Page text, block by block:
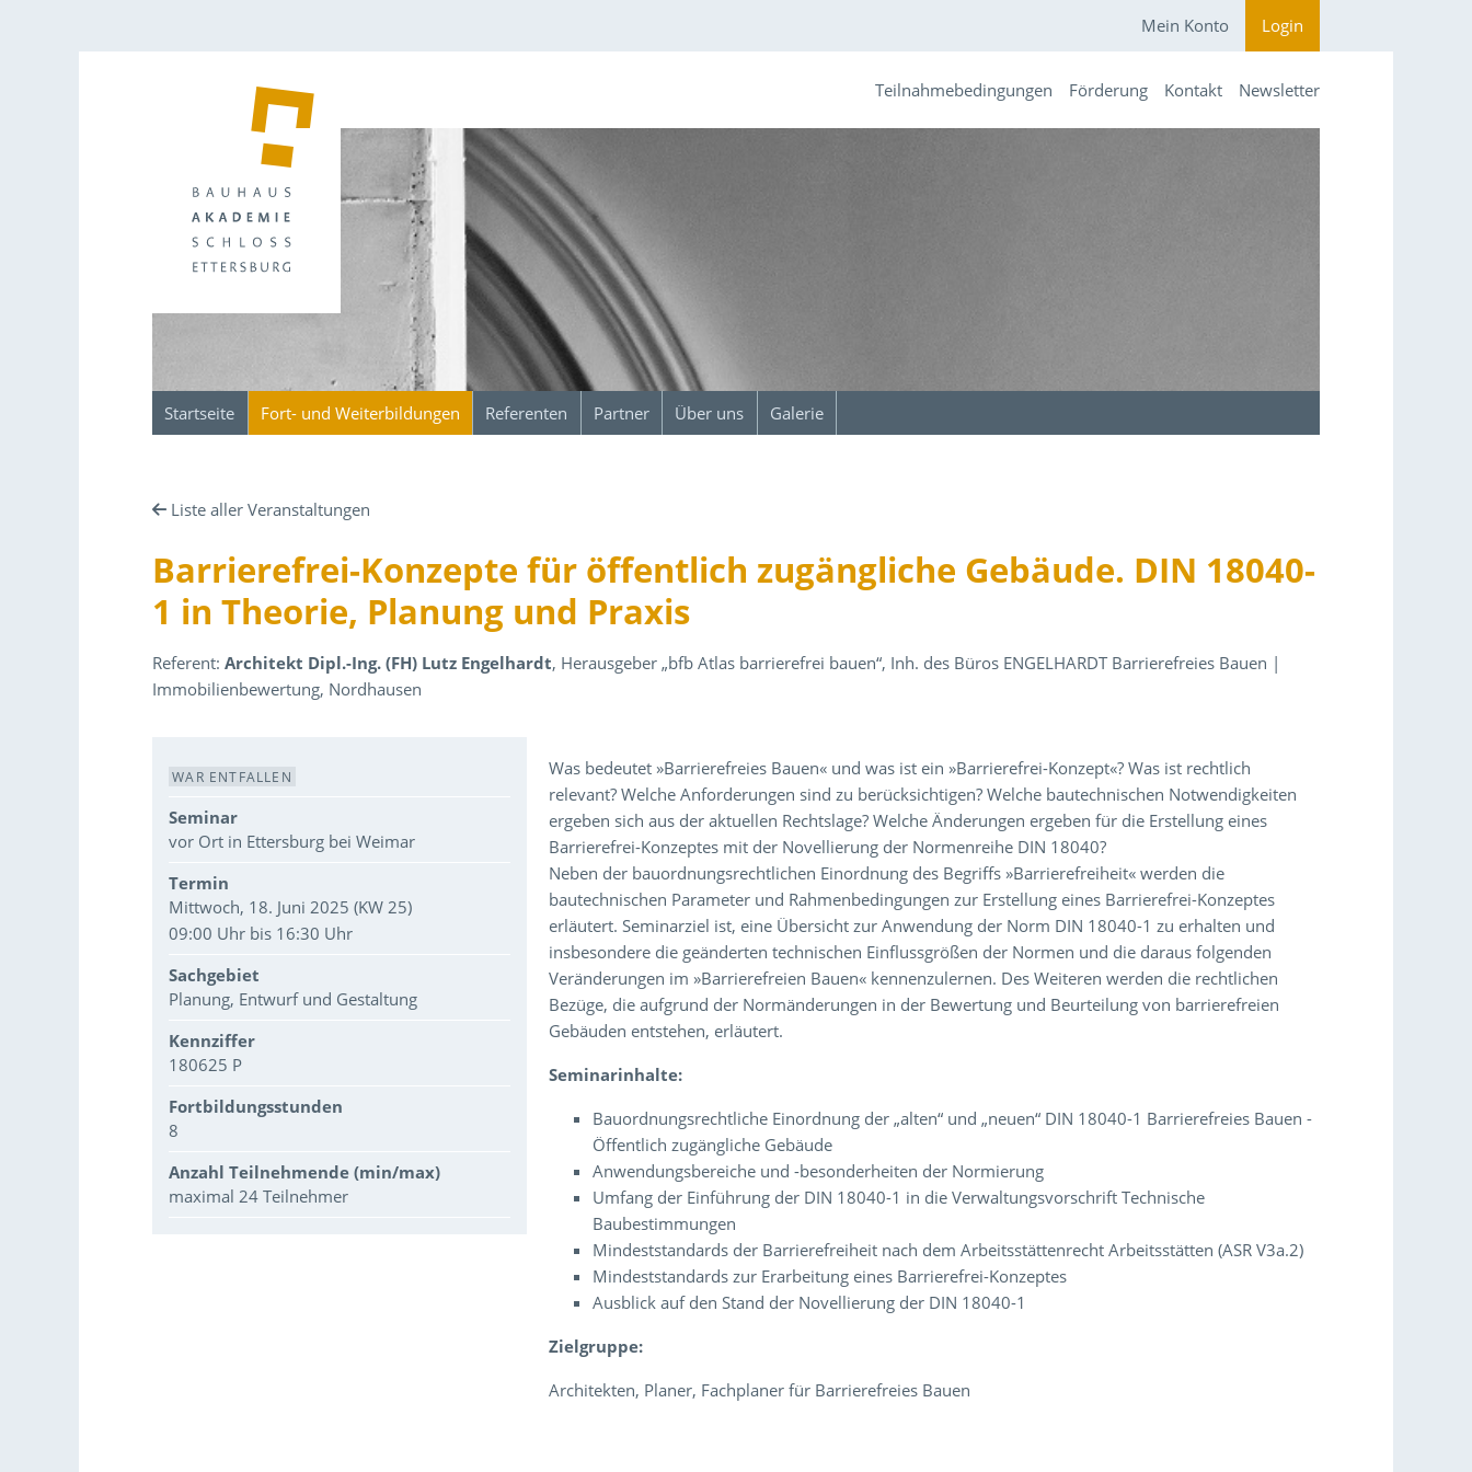
Mein Konto Login
Startseite Fort- und Weiterbildungen Referenten Partner Über uns Galerie
Teilnahmebedingungen Förderung Kontakt Newsletter
Liste aller Veranstaltungen
Barrierefrei-Konzepte für öffentlich zugängliche Gebäude. DIN 18040-
1 in Theorie, Planung und Praxis
Referent:Architekt Dipl.-Ing. (FH) Lutz Engelhardt, Herausgeber „bfb Atlas barrierefrei bauen“, Inh. des Büros ENGELHARDT Barrierefreies Bauen |
Immobilienbewertung, Nordhausen
Veranstaltungsdaten
WAR ENTFALLEN
Seminar
vor Ort in Ettersburg bei Weimar
Termin
Mittwoch, 18. Juni 2025 (KW 25)
09:00 Uhr bis 16:30 Uhr
Sachgebiet
Planung, Entwurf und Gestaltung
Kennziffer
180625 P
Fortbildungsstunden
8
Anzahl Teilnehmende (min/max)
maximal 24 Teilnehmer
Was bedeutet »Barrierefreies Bauen« und was ist ein »Barrierefrei-Konzept«? Was ist rechtlich
relevant? Welche Anforderungen sind zu berücksichtigen? Welche bautechnischen Notwendigkeiten
ergeben sich aus der aktuellen Rechtslage? Welche Änderungen ergeben für die Erstellung eines
Barrierefrei-Konzeptes mit der Novellierung der Normenreihe DIN 18040?
Neben der bauordnungsrechtlichen Einordnung des Begriffs »Barrierefreiheit« werden die
bautechnischen Parameter und Rahmenbedingungen zur Erstellung eines Barrierefrei-Konzeptes
erläutert. Seminarziel ist, eine Übersicht zur Anwendung der Norm DIN 18040-1 zu erhalten und
insbesondere die geänderten technischen Einflussgrößen der Normen und die daraus folgenden
Veränderungen im »Barrierefreien Bauen« kennenzulernen. Des Weiteren werden die rechtlichen
Bezüge, die aufgrund der Normänderungen in der Bewertung und Beurteilung von barrierefreien
Gebäuden entstehen, erläutert.
Seminarinhalte:
Bauordnungsrechtliche Einordnung der „alten“ und „neuen“ DIN 18040-1 Barrierefreies Bauen -
Öffentlich zugängliche Gebäude
Anwendungsbereiche und -besonderheiten der Normierung
Umfang der Einführung der DIN 18040-1 in die Verwaltungsvorschrift Technische
Baubestimmungen
Mindeststandards der Barrierefreiheit nach dem Arbeitsstättenrecht Arbeitsstätten (ASR V3a.2)
Mindeststandards zur Erarbeitung eines Barrierefrei-Konzeptes
Ausblick auf den Stand der Novellierung der DIN 18040-1
Zielgruppe:
Architekten, Planer, Fachplaner für Barrierefreies Bauen